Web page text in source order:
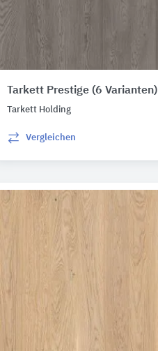
Tarkett Prestige (6 Varianten)
Tarkett Holding
Vergleichen